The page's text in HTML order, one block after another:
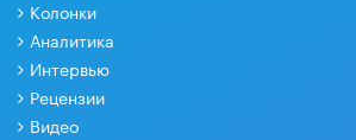
Колонки
Аналитика
Интервью
Рецензии
Видео